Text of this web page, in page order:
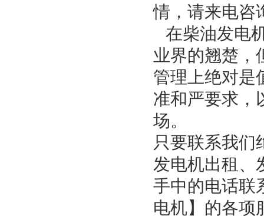
情，请来电咨
在柴油发电
业界的翘楚，
管理上绝对是
准和严要求，
场。
只要联系我们
发电机出租、
手中的电话联
电机】的各项